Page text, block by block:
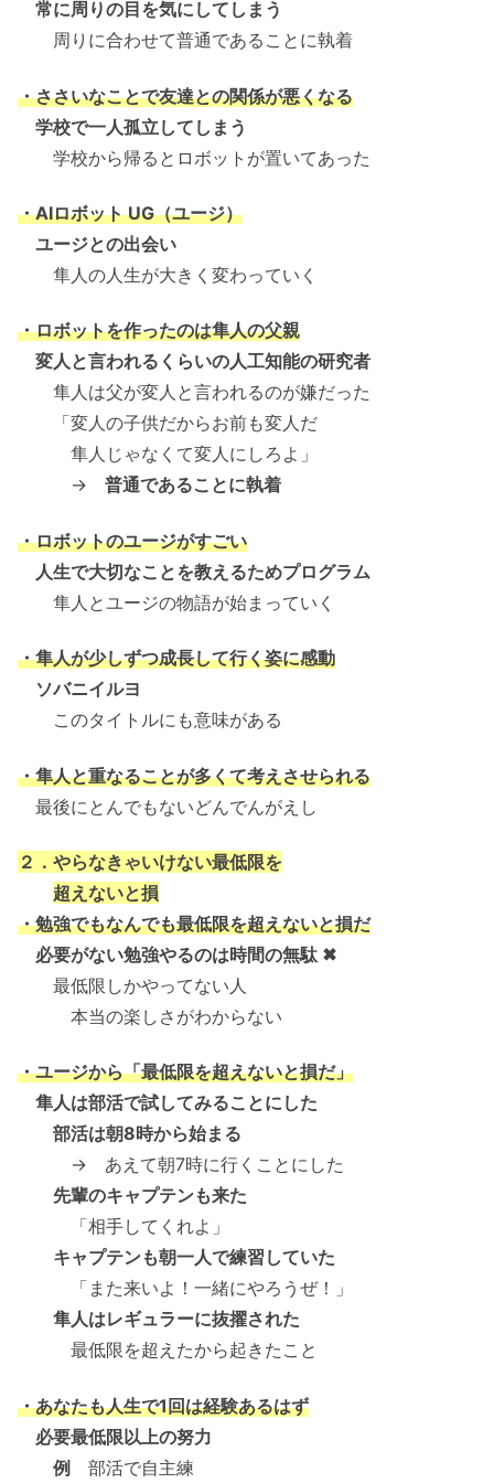
常に周りの目を気にしてしまう
周りに合わせて普通であることに執着
・ささいなことで友達との関係が悪くなる
学校で一人孤立してしまう
学校から帰るとロボットが置いてあった
・AIロボット UG（ユージ）
ユージとの出会い
隼人の人生が大きく変わっていく
・ロボットを作ったのは隼人の父親
変人と言われるくらいの人工知能の研究者
隼人は父が変人と言われるのが嫌だった
「変人の子供だからお前も変人だ
隼人じゃなくて変人にしろよ」
→ 普通であることに執着
・ロボットのユージがすごい
人生で大切なことを教えるためプログラム
隼人とユージの物語が始まっていく
・隼人が少しずつ成長して行く姿に感動
ソバニイルヨ
このタイトルにも意味がある
・隼人と重なることが多くて考えさせられる
最後にとんでもないどんでんがえし
２．やらなきゃいけない最低限を
超えないと損
・勉強でもなんでも最低限を超えないと損だ
必要がない勉強やるのは時間の無駄 ✖
最低限しかやってない人
本当の楽しさがわからない
・ユージから「最低限を超えないと損だ」
隼人は部活で試してみることにした
部活は朝8時から始まる
→ あえて朝7時に行くことにした
先輩のキャプテンも来た
「相手してくれよ」
キャプテンも朝一人で練習していた
「また来いよ！一緒にやろうぜ！」
隼人はレギュラーに抜擢された
最低限を超えたから起きたこと
・あなたも人生で1回は経験あるはず
必要最低限以上の努力
例 部活で自主練